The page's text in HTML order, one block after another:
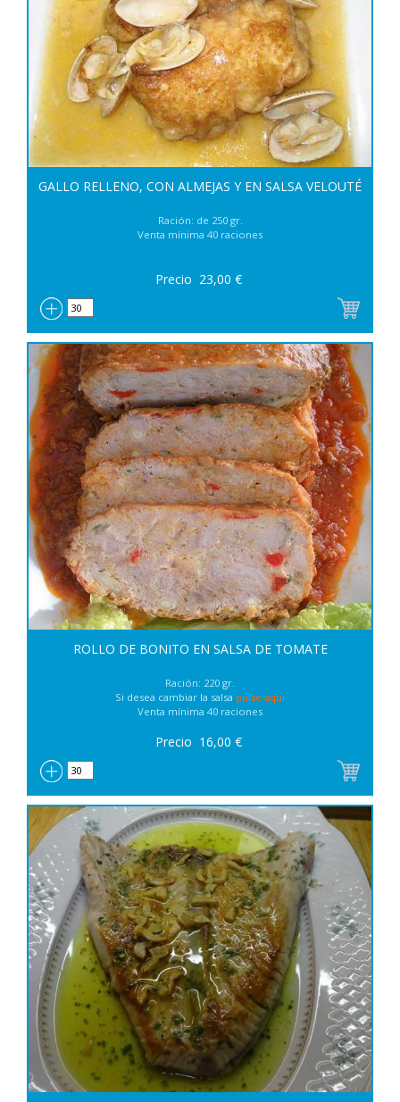
GALLO RELLENO, CON ALMEJAS Y EN SALSA VELOUTÉ
Ración: de 250 gr.
Venta mínima 40 raciones
Precio 23,00 €
ROLLO DE BONITO EN SALSA DE TOMATE
Ración: 220 gr.
Si desea cambiar la salsa pulse aqui
Venta mínima 40 raciones
Precio 16,00 €